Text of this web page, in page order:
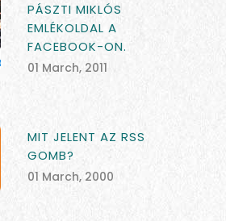
PÁSZTI MIKLÓS
EMLÉKOLDAL A
FACEBOOK-ON.
01 March, 2011
MIT JELENT AZ RSS
GOMB?
01 March, 2000